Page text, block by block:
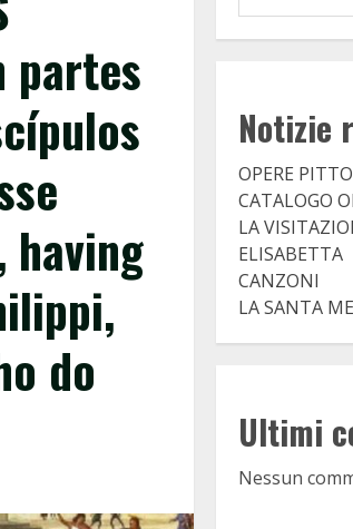
partes
having
do
Notizie
OPERE
CATALOGO
LA
ELISABETTA
CANZONI
LA SANTA
Ultimi
Nessun